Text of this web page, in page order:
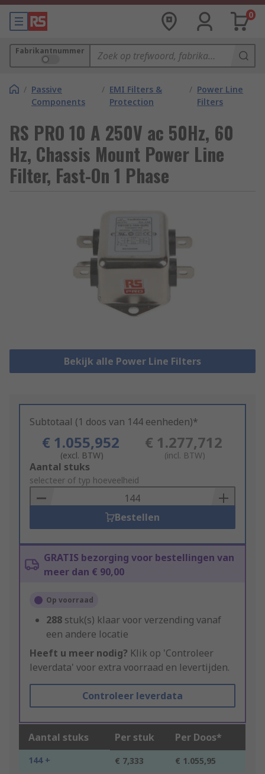
0
Fabrikantnummer
/ Passive
Components
/ EMI Filters &
Protection
/ Power Line
Filters
RS PRO 10 A 250V ac 50Hz, 60
Hz, Chassis Mount Power Line
Filter, Fast-On 1 Phase
Bekijk alle Power Line Filters
Subtotaal (1 doos van 144 eenheden)*
€ 1.055,952
(excl. BTW)
€ 1.277,712
(incl. BTW)
Add
to
Basket
Aantal stuks
selecteer of typ hoeveelheid
Bestellen
GRATIS bezorging voor bestellingen van
meer dan € 90,00
Op voorraad
288 stuk(s) klaar voor verzending vanaf
een andere locatie
Heeft u meer nodig? Klik op 'Controleer
leverdata' voor extra voorraad en levertijden.
Controleer leverdata
Aantal stuks Per stuk Per Doos*
144 + € 7,333 € 1.055,95